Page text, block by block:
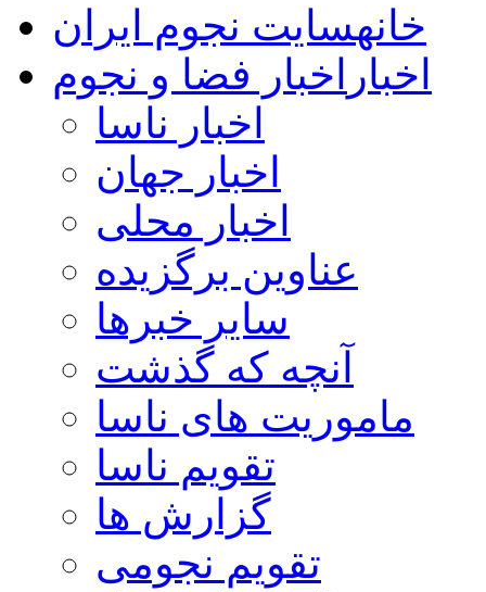
خانهسایت نجوم ایران
اخبار اخبار فضا و نجوم
اخبار ناسا
اخبار جهان
اخبار محلی
عناوین برگزیده
سایر خبرها
آنچه که گذشت
ماموریت های ناسا
تقویم ناسا
گزارش ها
تقویم نجومی